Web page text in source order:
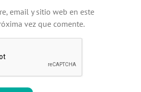
email y sitio web en este
vez que comente.